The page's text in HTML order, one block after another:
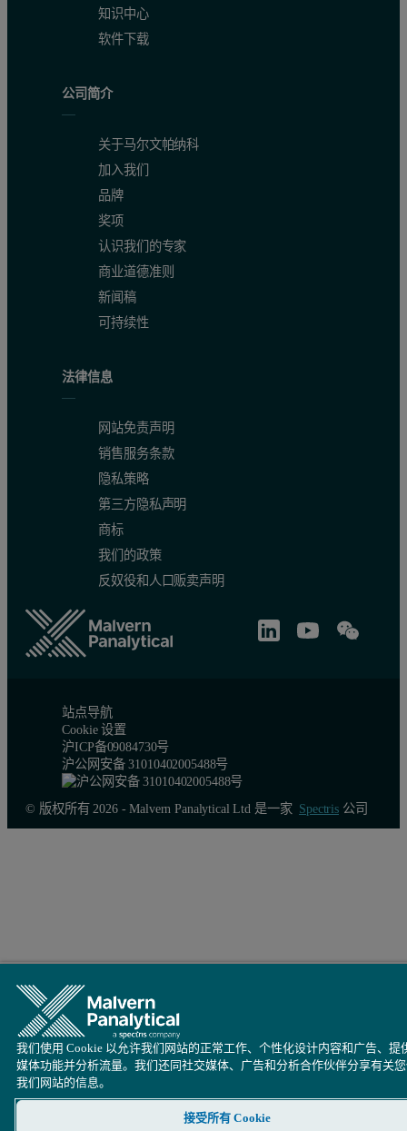
知识中心
软件下载
公司简介
关于马尔文帕纳科
加入我们
品牌
奖项
认识我们的专家
商业道德准则
新闻稿
可持续性
法律信息
网站免责声明
销售服务条款
隐私策略
第三方隐私声明
商标
我们的政策
反奴役和人口贩卖声明
站点导航
Cookie 设置
沪ICP备09084730号
沪公网安备 31010402005488号
© 版权所有 2026 - Malvern Panalytical Ltd 是一家 Spectris公司
我们使用 Cookie 以允许我们网站的正常工作、个性化设计内容和广告、提
媒体功能并分析流量。我们还同社交媒体、广告和分析合作伙伴分享有关
我们网站的信息。
接受所有 Cookie